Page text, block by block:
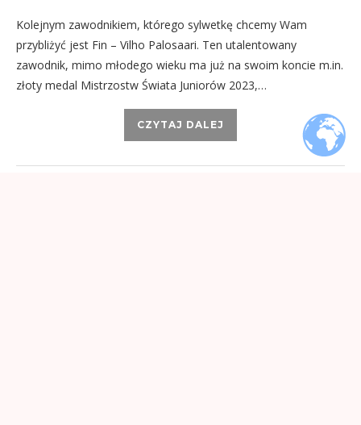
Kolejnym zawodnikiem, którego sylwetkę chcemy Wam
przybliżyć jest Fin – Vilho Palosaari. Ten utalentowany
zawodnik, mimo młodego wieku ma już na swoim koncie m.in.
złoty medal Mistrzostw Świata Juniorów 2023,…
CZYTAJ DALEJ